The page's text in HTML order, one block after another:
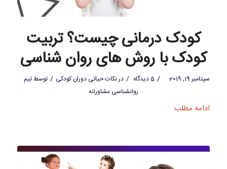
کودک درمانی چیست؟ تربیت
کودک با روش های روان شناسی
سپتامبر 19, 2019 / 5 دیدگاه / درنکات حیاتی دوران کودکی / توسطتیم
روانشناسی مشاورانه
ادامه مطلب